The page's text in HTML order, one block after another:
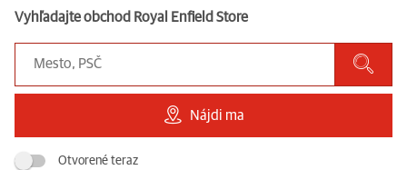
Vyhľadajte obchod Royal Enfield Store
Nájdi ma
Otvorené teraz